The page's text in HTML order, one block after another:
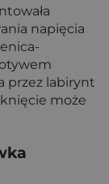
napięcia
przez labirynt
może